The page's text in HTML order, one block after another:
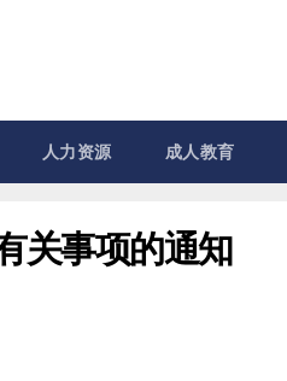
人力资源 成人教育
关事项的通知